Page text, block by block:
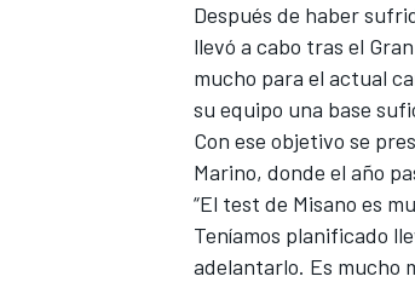
Después de haber
llevó a cabo tras el
mucho para el actual
su equipo una base
Con ese objetivo se
Marino, donde el año
“El test de Misano es
Teníamos planificado
adelantarlo. Es mucho